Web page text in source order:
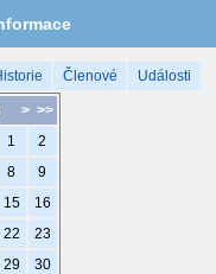
Členové Události
> >>
1
2
8
9
15
16
22
23
29
30